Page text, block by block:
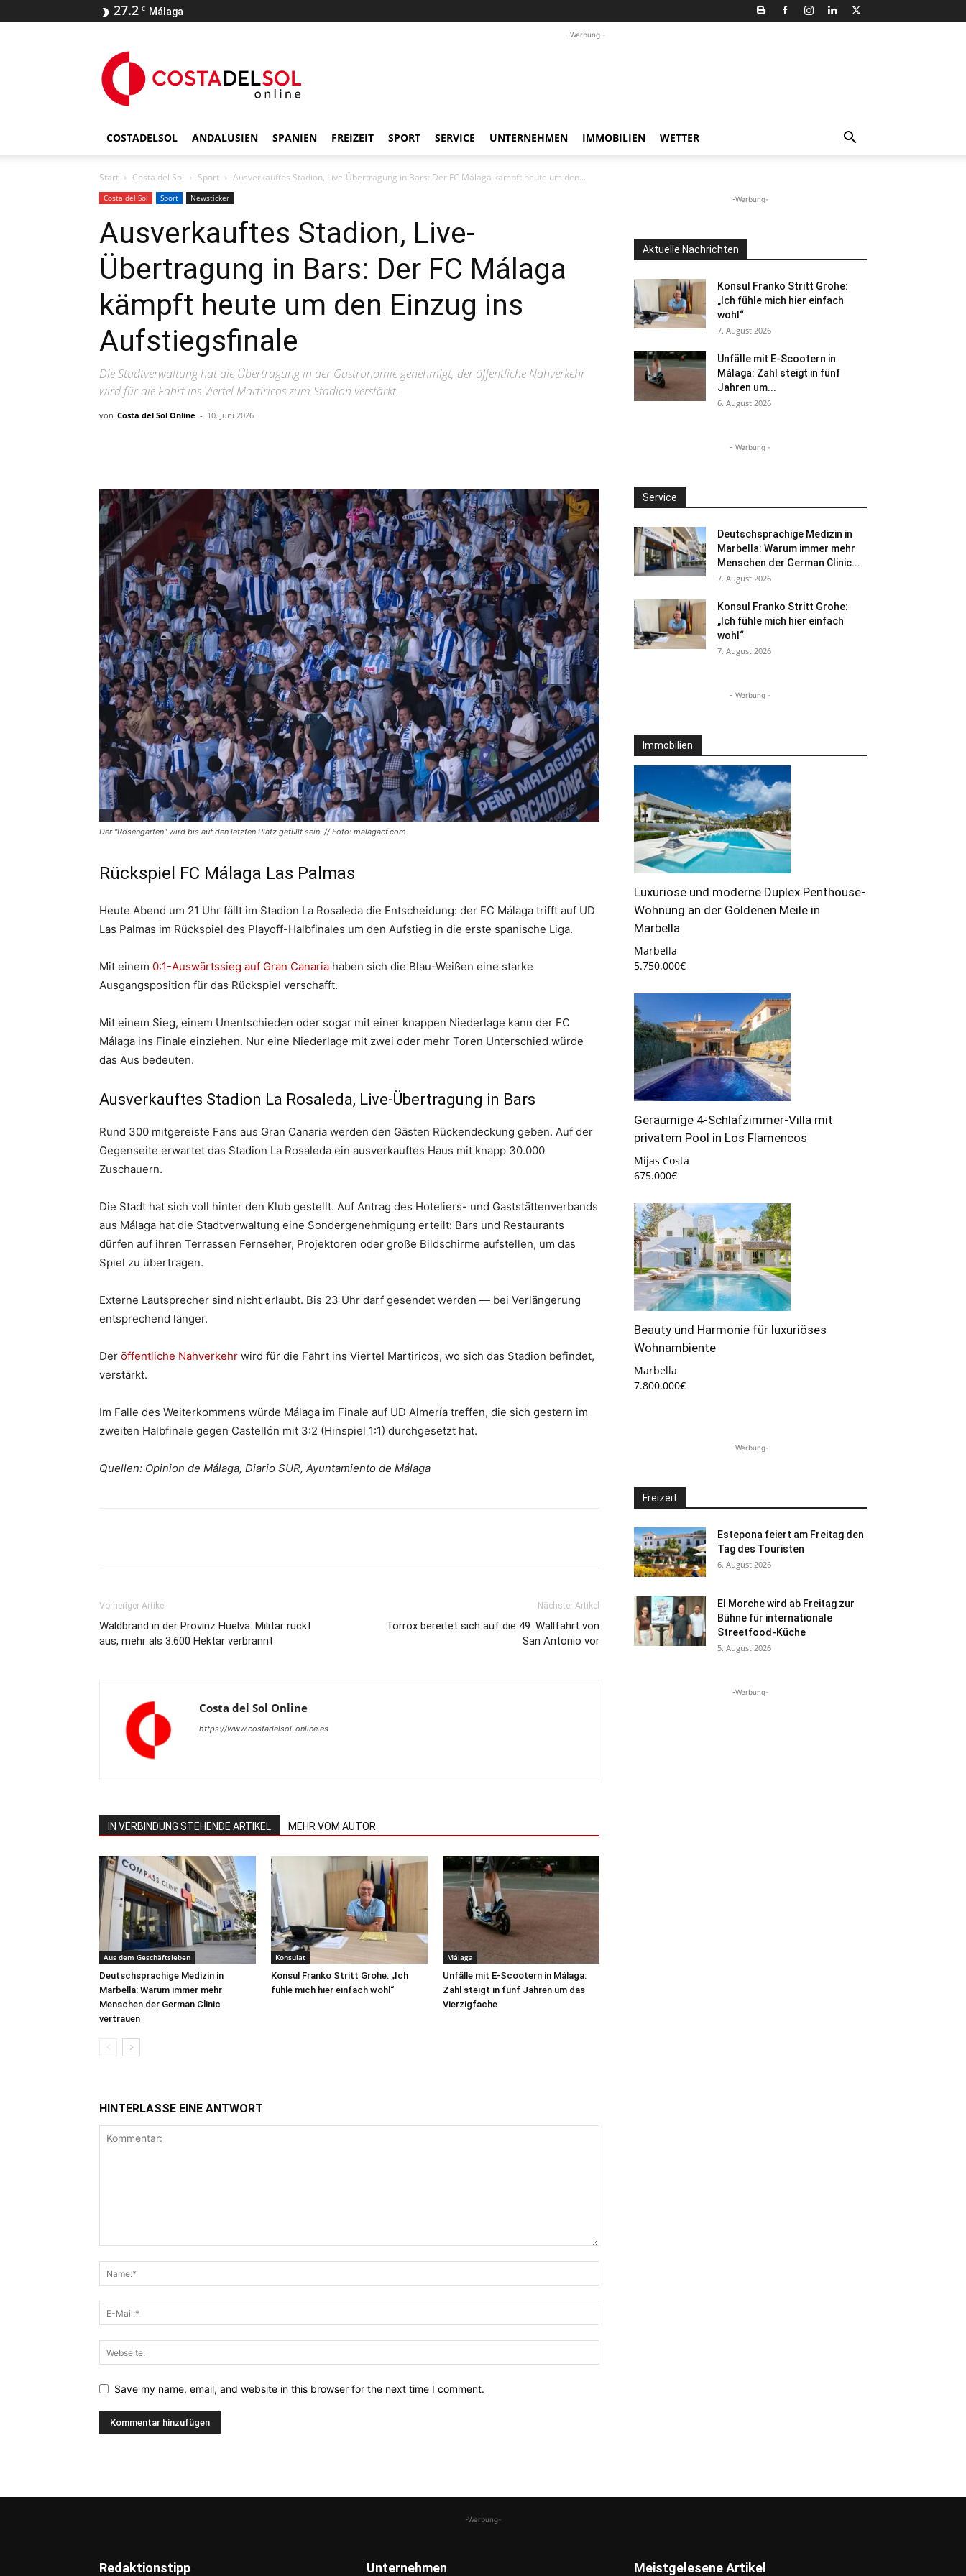
27.2 C Málaga
- Werbung -
COSTADELSOL ANDALUSIEN SPANIEN FREIZEIT SPORT SERVICE UNTERNEHMEN IMMOBILIEN WETTER
Start Costa del Sol Sport Ausverkauftes Stadion, Live-Übertragung in Bars: Der FC Málaga kämpft heute um den...
Costa del Sol Sport Newsticker
Ausverkauftes Stadion, Live-
Übertragung in Bars: Der FC Málaga
kämpft heute um den Einzug ins
Aufstiegsfinale
Die Stadtverwaltung hat die Übertragung in der Gastronomie genehmigt, der öffentliche Nahverkehr
wird für die Fahrt ins Viertel Martiricos zum Stadion verstärkt.
von Costa del Sol Online - 10. Juni 2026
Der "Rosengarten" wird bis auf den letzten Platz gefüllt sein. // Foto: malagacf.com
Rückspiel FC Málaga Las Palmas
Heute Abend um 21 Uhr fällt im Stadion La Rosaleda die Entscheidung: der FC Málaga trifft auf UD
Las Palmas im Rückspiel des Playoff-Halbfinales um den Aufstieg in die erste spanische Liga.
Mit einem 0:1-Auswärtssieg auf Gran Canaria haben sich die Blau-Weißen eine starke
Ausgangsposition für das Rückspiel verschafft.
Mit einem Sieg, einem Unentschieden oder sogar mit einer knappen Niederlage kann der FC
Málaga ins Finale einziehen. Nur eine Niederlage mit zwei oder mehr Toren Unterschied würde
das Aus bedeuten.
Ausverkauftes Stadion La Rosaleda, Live-Übertragung in Bars
Rund 300 mitgereiste Fans aus Gran Canaria werden den Gästen Rückendeckung geben. Auf der
Gegenseite erwartet das Stadion La Rosaleda ein ausverkauftes Haus mit knapp 30.000
Zuschauern.
Die Stadt hat sich voll hinter den Klub gestellt. Auf Antrag des Hoteliers- und Gaststättenverbands
aus Málaga hat die Stadtverwaltung eine Sondergenehmigung erteilt: Bars und Restaurants
dürfen auf ihren Terrassen Fernseher, Projektoren oder große Bildschirme aufstellen, um das
Spiel zu übertragen.
Externe Lautsprecher sind nicht erlaubt. Bis 23 Uhr darf gesendet werden — bei Verlängerung
entsprechend länger.
Der öffentliche Nahverkehr wird für die Fahrt ins Viertel Martiricos, wo sich das Stadion befindet,
verstärkt.
Im Falle des Weiterkommens würde Málaga im Finale auf UD Almería treffen, die sich gestern im
zweiten Halbfinale gegen Castellón mit 3:2 (Hinspiel 1:1) durchgesetzt hat.
Quellen: Opinion de Málaga, Diario SUR, Ayuntamiento de Málaga
Vorheriger Artikel
Waldbrand in der Provinz Huelva: Militär rückt
aus, mehr als 3.600 Hektar verbrannt
Nächster Artikel
Torrox bereitet sich auf die 49. Wallfahrt von
San Antonio vor
Costa del Sol Online
https://www.costadelsol-online.es
IN VERBINDUNG STEHENDE ARTIKEL MEHR VOM AUTOR
Aus dem Geschäftsleben
Deutschsprachige Medizin in
Marbella: Warum immer mehr
Menschen der German Clinic
vertrauen
Konsulat
Konsul Franko Stritt Grohe: „Ich
fühle mich hier einfach wohl“
Málaga
Unfälle mit E-Scootern in Málaga:
Zahl steigt in fünf Jahren um das
Vierzigfache
HINTERLASSE EINE ANTWORT
Save my name, email, and website in this browser for the next time I comment.
-Werbung-
Aktuelle Nachrichten
Konsul Franko Stritt Grohe:
„Ich fühle mich hier einfach
wohl“
7. August 2026
Unfälle mit E-Scootern in
Málaga: Zahl steigt in fünf
Jahren um...
6. August 2026
- Werbung -
Service
Deutschsprachige Medizin in
Marbella: Warum immer mehr
Menschen der German Clinic...
7. August 2026
Konsul Franko Stritt Grohe:
„Ich fühle mich hier einfach
wohl“
7. August 2026
- Werbung -
Immobilien
Luxuriöse und moderne Duplex Penthouse-
Wohnung an der Goldenen Meile in
Marbella
Marbella
5.750.000€
Geräumige 4-Schlafzimmer-Villa mit
privatem Pool in Los Flamencos
Mijas Costa
675.000€
Beauty und Harmonie für luxuriöses
Wohnambiente
Marbella
7.800.000€
-Werbung-
Freizeit
Estepona feiert am Freitag den
Tag des Touristen
6. August 2026
El Morche wird ab Freitag zur
Bühne für internationale
Streetfood-Küche
5. August 2026
-Werbung-
-Werbung-
Redaktionstipp Unternehmen Meistgelesene Artikel